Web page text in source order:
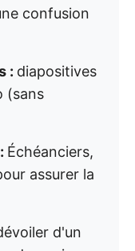
confusion
: diapositives
(sans
Échéanciers,
assurer la
d'un